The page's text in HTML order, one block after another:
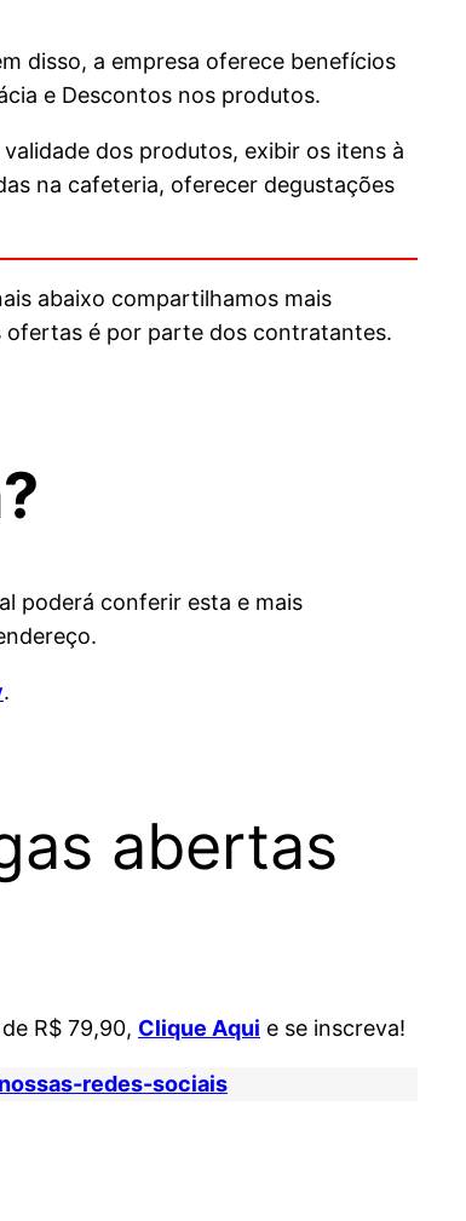
disso, a empresa oferece benefícios
e Descontos nos produtos.
dos produtos, exibir os itens à
na cafeteria, oferecer degustações
abaixo compartilhamos mais
ofertas é por parte dos contratantes.
?
poderá conferir esta e mais
.
abertas
R$ 79,90, Clique Aqui e se inscreva!
redes-sociais